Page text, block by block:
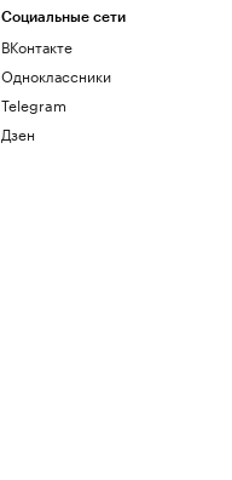
Социальные сети
ВКонтакте
Одноклассники
Telegram
Дзен